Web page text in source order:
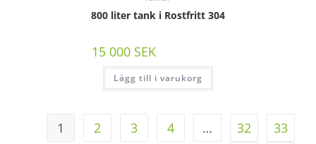
800 liter tank i Rostfritt 304
15 000 SEK
Lägg till i varukorg
1 2 3 4 … 32
33